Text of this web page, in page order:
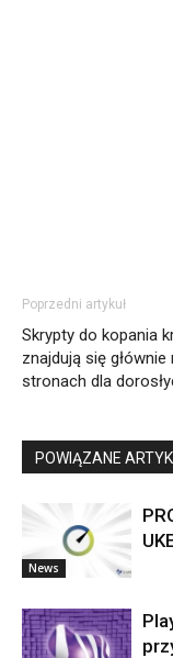
Poprzedni artykuł
Skrypty do kopania
znajdują się głównie
stronach dla
POWIĄZANE
News